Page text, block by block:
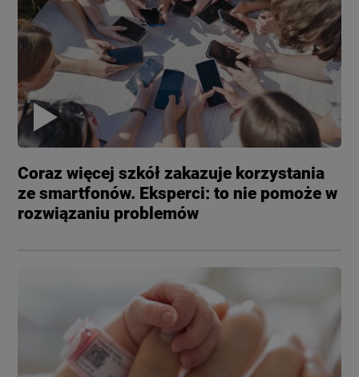
Coraz więcej szkół zakazuje korzystania
ze smartfonów. Eksperci: to nie pomoże w
rozwiązaniu problemów